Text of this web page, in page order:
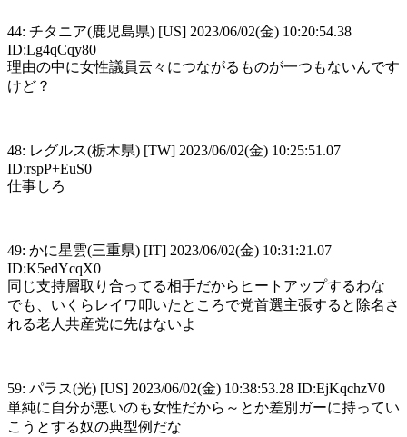
44: チタニア(鹿児島県) [US] 2023/06/02(金) 10:20:54.38
ID:Lg4qCqy80
理由の中に女性議員云々につながるものが一つもないんです
けど？
48: レグルス(栃木県) [TW] 2023/06/02(金) 10:25:51.07
ID:rspP+EuS0
仕事しろ
49: かに星雲(三重県) [IT] 2023/06/02(金) 10:31:21.07
ID:K5edYcqX0
同じ支持層取り合ってる相手だからヒートアップするわな
でも、いくらレイワ叩いたところで党首選主張すると除名さ
れる老人共産党に先はないよ
59: パラス(光) [US] 2023/06/02(金) 10:38:53.28 ID:EjKqchzV0
単純に自分が悪いのも女性だから～とか差別ガーに持ってい
こうとする奴の典型例だな